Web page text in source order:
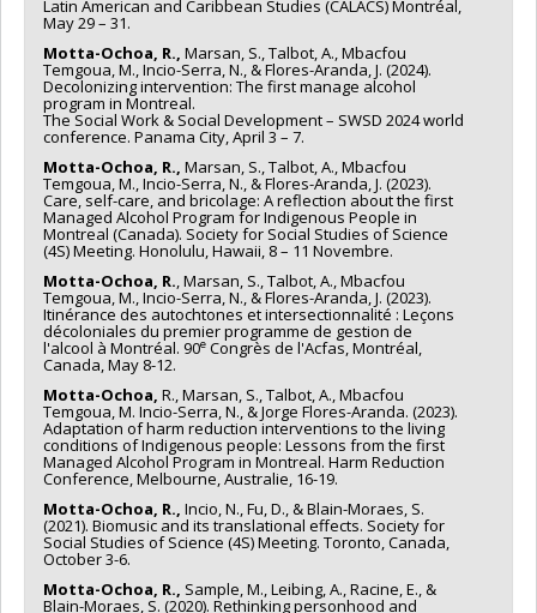
Latin American and Caribbean Studies (CALACS) Montréal,
May 29 – 31.
Motta-Ochoa, R., Marsan, S., Talbot, A., Mbacfou
Temgoua, M., Incio-Serra, N., & Flores-Aranda, J. (2024).
Decolonizing intervention: The first manage alcohol
program in Montreal.
The Social Work & Social Development – SWSD 2024 world
conference. Panama City, April 3 – 7.
Motta-Ochoa, R., Marsan, S., Talbot, A., Mbacfou
Temgoua, M., Incio-Serra, N., & Flores-Aranda, J. (2023).
Care, self-care, and bricolage: A reflection about the first
Managed Alcohol Program for Indigenous People in
Montreal (Canada). Society for Social Studies of Science
(4S) Meeting. Honolulu, Hawaii, 8 – 11 Novembre.
Motta-Ochoa, R., Marsan, S., Talbot, A., Mbacfou
Temgoua, M., Incio-Serra, N., & Flores-Aranda, J. (2023).
Itinérance des autochtones et intersectionnalité : Leçons
décoloniales du premier programme de gestion de
l'alcool à Montréal. 90e Congrès de l'Acfas, Montréal,
Canada, May 8-12.
Motta-Ochoa, R., Marsan, S., Talbot, A., Mbacfou
Temgoua, M. Incio-Serra, N., & Jorge Flores-Aranda. (2023).
Adaptation of harm reduction interventions to the living
conditions of Indigenous people: Lessons from the first
Managed Alcohol Program in Montreal. Harm Reduction
Conference, Melbourne, Australie, 16-19.
Motta-Ochoa, R., Incio, N., Fu, D., & Blain-Moraes, S.
(2021). Biomusic and its translational effects. Society for
Social Studies of Science (4S) Meeting. Toronto, Canada,
October 3-6.
Motta-Ochoa, R., Sample, M., Leibing, A., Racine, E., &
Blain-Moraes, S. (2020). Rethinking personhood and